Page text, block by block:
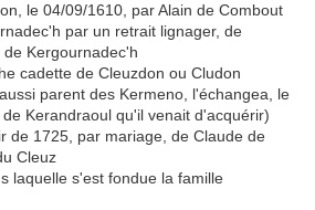
le 04/09/1610, par Alain de Combout
par un retrait lignager, de
Kergournadec'h
cadette de Cleuzdon ou Cludon
parent des Kermeno, l'échangea, le
Kerandraoul qu'il venait d'acquérir)
de 1725, par mariage, de Claude de
Cleuz
laquelle s'est fondue la famille